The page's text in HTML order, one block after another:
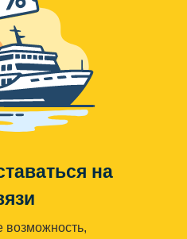
на
возможность,